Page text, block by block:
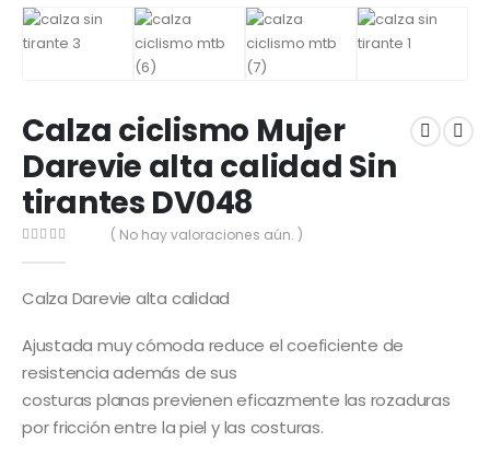
Calza ciclismo Mujer
Darevie alta calidad Sin
tirantes DV048
( No hay valoraciones aún. )
Calza Darevie alta calidad
Ajustada muy cómoda reduce el coeficiente de
resistencia además de sus
costuras planas previenen eficazmente las rozaduras
por fricción entre la piel y las costuras.